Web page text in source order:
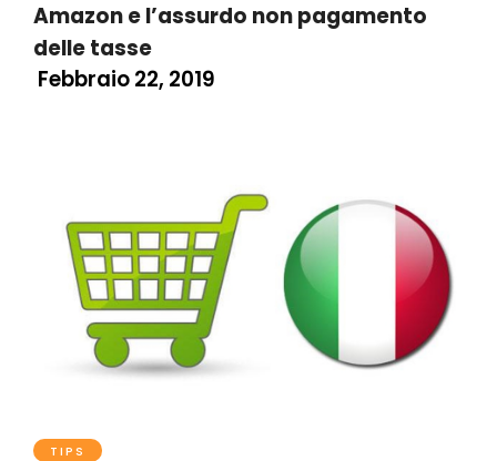
Amazon e l’assurdo non pagamento
delle tasse
Febbraio 22, 2019
TIPS